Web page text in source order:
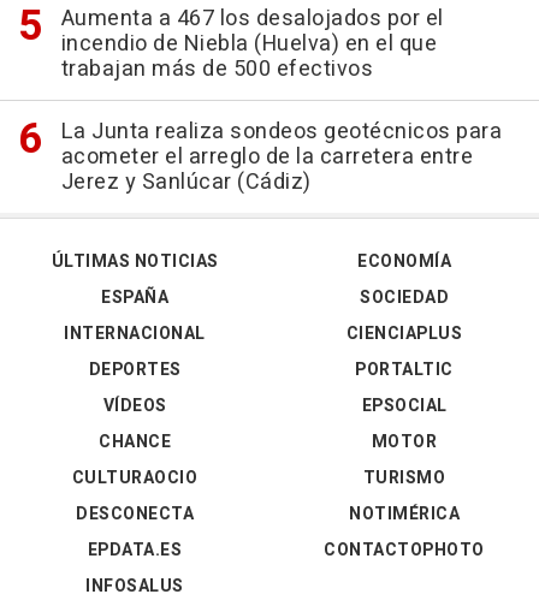
Aumenta a 467 los desalojados por el
incendio de Niebla (Huelva) en el que
trabajan más de 500 efectivos
La Junta realiza sondeos geotécnicos para
acometer el arreglo de la carretera entre
Jerez y Sanlúcar (Cádiz)
ÚLTIMAS NOTICIAS
ESPAÑA
INTERNACIONAL
DEPORTES
VÍDEOS
ECONOMÍA
SOCIEDAD
CIENCIAPLUS
PORTALTIC
EPSOCIAL
CHANCE
CULTURAOCIO
DESCONECTA
EPDATA.ES
INFOSALUS
MOTOR
TURISMO
NOTIMÉRICA
CONTACTOPHOTO